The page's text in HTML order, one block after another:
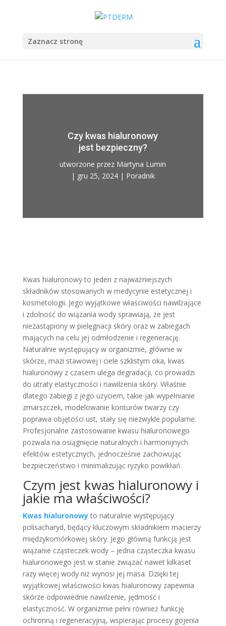
Zaznacz stronę
Czy kwas hialuronowy
jest bezpieczny?
utworzone przez Martyna Lumin
| gru 25, 2024| Poradnik
Kwas hialuronowy to jeden z najważniejszych
składników stosowanych w medycynie estetycznej i
kosmetologii. Jego wyjątkowe właściwości nawilżające
i zdolność do wiązania wody sprawiają, że jest
niezastąpiony w pielęgnacji skóry oraz w zabiegach
mających na celu jej odmłodzenie i regenerację.
Naturalnie występujący w organizmie, głównie w
skórze, mazi stawowej i ciele szklistym oka, kwas
hialuronowy z czasem ulega degradacji, co prowadzi
do utraty elastyczności i nawilżenia skóry. Właśnie
dlatego zabiegi z jego użyciem, takie jak wypełnianie
zmarszczek, modelowanie konturów twarzy czy
poprawa objętości ust, stały się niezwykle popularne.
Profesjonalne zastosowanie kwasu hialuronowego
pozwala na osiągnięcie naturalnych i harmonijnych
efektów estetycznych, jednocześnie zachowując
bezpieczeństwo i minimalizując ryzyko powikłań.
Czym jest kwas hialuronowy i
jakie ma właściwości?
Kwas hialuronowyto naturalnie występujący
polisacharyd, będący kluczowym składnikiem macierzy
międzykomórkowej skóry. Jego główną funkcją jest
wiązanie cząsteczek wody – jedna cząsteczka kwasu
hialuronowego jest w stanie związać nawet kilkaset
razy więcej wody niż wynosi jej masa. Dzięki tej
wyjątkowej właściwości kwas hialuronowy zapewnia
skórze odpowiednie nawilżenie, jędrność i
elastyczność. W organizmie pełni również funkcję
ochronną i regeneracyjną, wspierając procesy gojenia